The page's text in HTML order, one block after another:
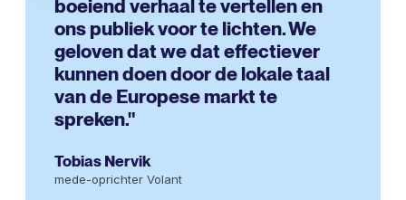
boeiend verhaal te vertellen en
ons publiek voor te lichten. We
geloven dat we dat effectiever
kunnen doen door de lokale taal
van de Europese markt te
spreken."
Tobias Nervik
mede-oprichter Volant